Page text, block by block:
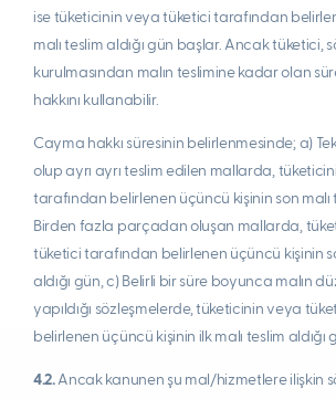
ise tüketicinin veya tüketici tarafından
malı teslim aldığı gün başlar. Ancak tüketici,
kurulmasından malın teslimine kadar olan
hakkını kullanabilir.
Cayma hakkı süresinin belirlenmesinde; a)
olup ayrı ayrı teslim edilen mallarda,
tarafından belirlenen üçüncü kişinin son malı
Birden fazla parçadan oluşan mallarda,
tüketici tarafından belirlenen üçüncü kişinin
aldığı gün, c) Belirli bir süre boyunca malın
yapıldığı sözleşmelerde, tüketicinin veya
belirlenen üçüncü kişinin ilk malı teslim aldığı
4.2.Ancak kanunen şu mal/hizmetlere ilişkin